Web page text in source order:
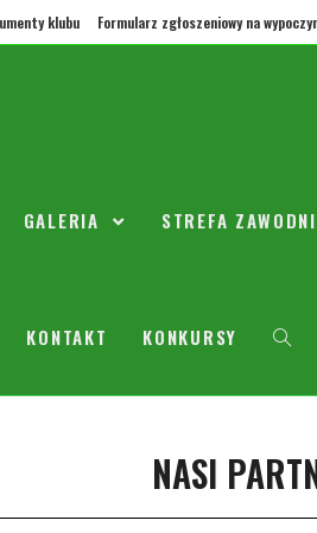
klubu Formularz zgłoszeniowy na
GALERIA STREFA
KONTAKT KONKURSY
NASI